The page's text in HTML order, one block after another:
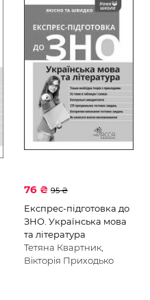
76 ₴ 95 ₴
Експрес-підготовка до
ЗНО. Українська мова
та література
Тетяна Квартник,
Вікторія Приходько